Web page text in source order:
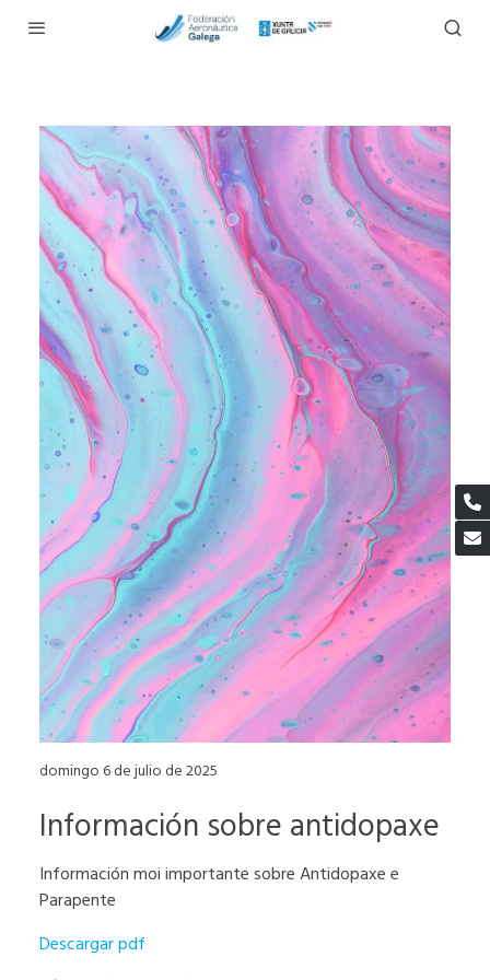
domingo 6 de julio de 2025
Información sobre antidopaxe
Información moi importante sobre Antidopaxe e
Parapente
Descargar pdf